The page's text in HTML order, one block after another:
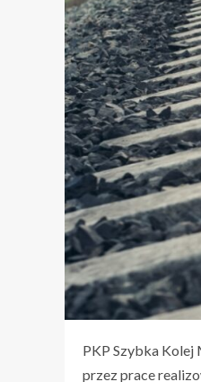
PKP Szybka Kolej
przez prace